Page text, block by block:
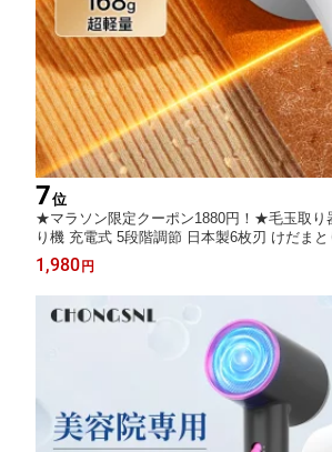
7位
★マラソン限定クーポン1880円！★毛玉取り
り機 充電式 5段階調節 日本製6枚刃 けだま
ンディ毛玉カット コンパクト コードレス 持
dパネル付き 安全装置付き 毛玉ポケット付き
切れ味抜群
1,980 円